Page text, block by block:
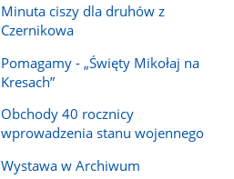
Minuta ciszy dla druhów z
Czernikowa
Pomagamy - „Święty Mikołaj na
Kresach”
Obchody 40 rocznicy
wprowadzenia stanu wojennego
Wystawa w Archiwum